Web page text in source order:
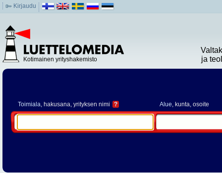
Kirjaudu
Kotimainen yrityshakemisto
ja
Toimiala, hakusana, yrityksen nimi ? Alue, kunta, osoite